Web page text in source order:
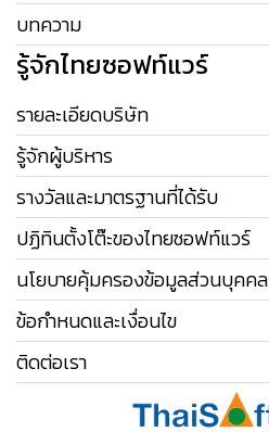
บทความ
รู้จักไทยซอฟท์แวร์
รายละเอียดบริษัท
รู้จักผู้บริหาร
รางวัลและมาตรฐานที่ได้รับ
ปฏิทินตั้งโต๊ะของไทยซอฟท์แวร์
นโยบายคุ้มครองข้อมูลส่วนบุคคล
ข้อกำหนดและเงื่อนไข
ติดต่อเรา